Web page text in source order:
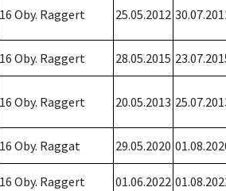
16 Oby. Raggert 25.05.2012
16 Oby. Raggert 28.05.2015
16 Oby. Raggert 20.05.2013
16 Oby. Raggat 29.05.2020
16 Oby. Raggert 01.06.2022